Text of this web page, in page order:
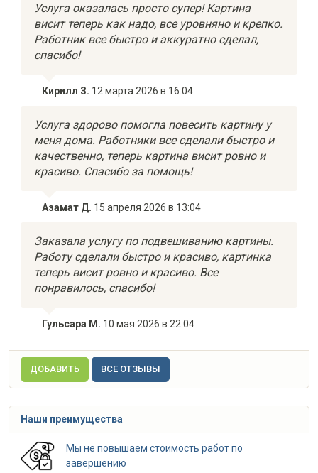
Услуга оказалась просто супер! Картина
висит теперь как надо, все уровняно и крепко.
Работник все быстро и аккуратно сделал,
спасибо!
Кирилл З. 12 марта 2026 в 16:04
Услуга здорово помогла повесить картину у
меня дома. Работники все сделали быстро и
качественно, теперь картина висит ровно и
красиво. Спасибо за помощь!
Азамат Д. 15 апреля 2026 в 13:04
Заказала услугу по подвешиванию картины.
Работу сделали быстро и красиво, картинка
теперь висит ровно и красиво. Все
понравилось, спасибо!
Гульсара М. 10 мая 2026 в 22:04
ДОБАВИТЬ ВСЕ ОТЗЫВЫ
Наши преимущества
Мы не повышаем стоимость работ по
завершению